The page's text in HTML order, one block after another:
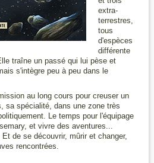
extra-
terrestres,
tous
d'espèces
différente
traîne un passé qui lui pèse et
s'intègre peu à peu dans le
au long cours pour creuser un
sa spécialité, dans une zone très
Le temps pour l'équipage
et vivre des aventures...
de se découvrir, mûrir et changer,
rencontrées.